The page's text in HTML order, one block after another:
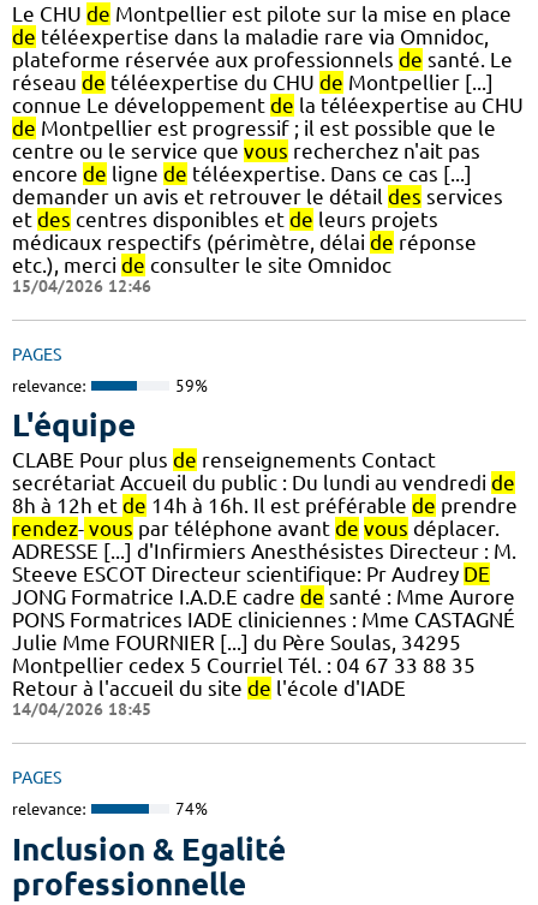
Le CHU de Montpellier est pilote sur la mise en place
de téléexpertise dans la maladie rare via Omnidoc,
plateforme réservée aux professionnels de santé. Le
réseau de téléexpertise du CHU de Montpellier [...]
connue Le développement de la téléexpertise au CHU
de Montpellier est progressif ; il est possible que le
centre ou le service que vous recherchez n'ait pas
encore de ligne de téléexpertise. Dans ce cas [...]
demander un avis et retrouver le détail des services
et des centres disponibles et de leurs projets
médicaux respectifs (périmètre, délai de réponse
etc.), merci de consulter le site Omnidoc
15/04/2026 12:46
PAGES
relevance: 59%
L'équipe
CLABE Pour plus de renseignements Contact
secrétariat Accueil du public : Du lundi au vendredi de
8h à 12h et de 14h à 16h. Il est préférable de prendre
rendez- vous par téléphone avant de vous déplacer.
ADRESSE [...] d'Infirmiers Anesthésistes Directeur : M.
Steeve ESCOT Directeur scientifique: Pr Audrey DE
JONG Formatrice I.A.D.E cadre de santé : Mme Aurore
PONS Formatrices IADE cliniciennes : Mme CASTAGNÉ
Julie Mme FOURNIER [...] du Père Soulas, 34295
Montpellier cedex 5 Courriel Tél. : 04 67 33 88 35
Retour à l'accueil du site de l'école d'IADE
14/04/2026 18:45
PAGES
relevance: 74%
Inclusion & Egalité
professionnelle